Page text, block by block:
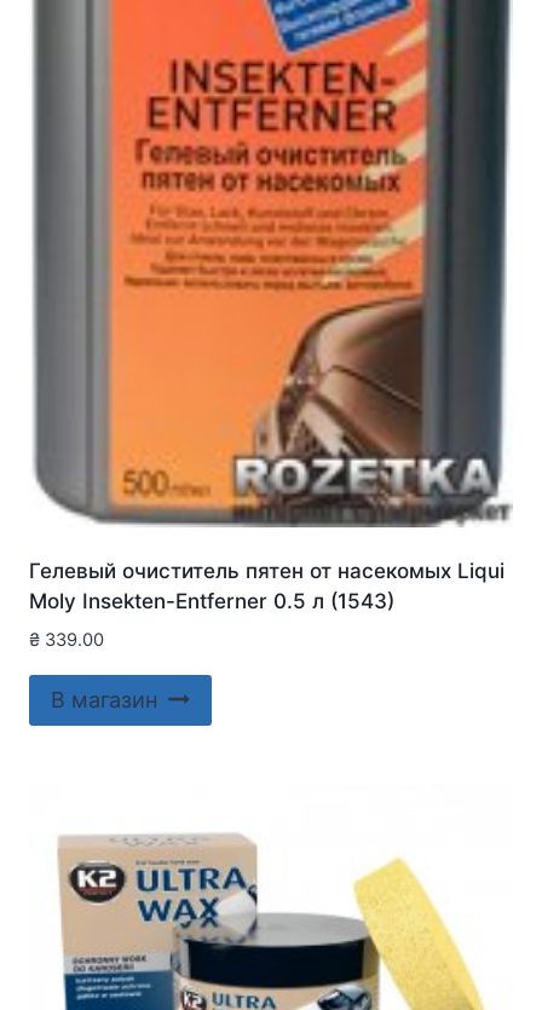
Гелевый очиститель пятен от насекомых Liqui
Moly Insekten-Entferner 0.5 л (1543)
₴ 339.00
В магазин